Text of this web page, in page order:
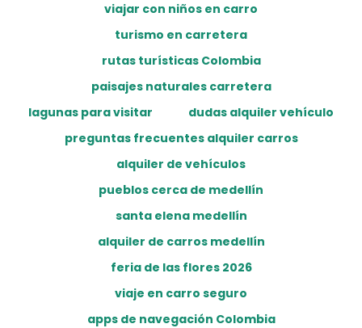
viajar con niños en carro
turismo en carretera
rutas turísticas Colombia
paisajes naturales carretera
lagunas para visitar
dudas alquiler vehículo
preguntas frecuentes alquiler carros
alquiler de vehículos
pueblos cerca de medellín
santa elena medellín
alquiler de carros medellín
feria de las flores 2026
viaje en carro seguro
apps de navegación Colombia